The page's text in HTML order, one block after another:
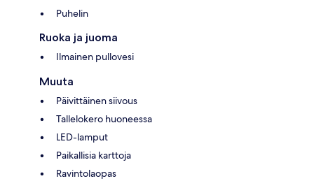
Puhelin
Ruoka ja juoma
Ilmainen pullovesi
Muuta
Päivittäinen siivous
Tallelokero huoneessa
LED-lamput
Paikallisia karttoja
Ravintolaopas